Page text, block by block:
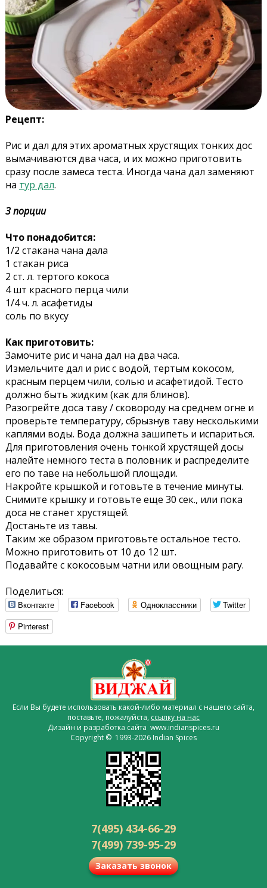
Рецепт:
Рис и дал для этих ароматных хрустящих тонких дос
вымачиваются два часа, и их можно приготовить
сразу после замеса теста. Иногда чана дал заменяют
на тур дал.
3 порции
Что понадобится:
1/2 стакана чана дала
1 стакан риса
2 ст. л. тертого кокоса
4 шт красного перца чили
1/4 ч. л. асафетиды
соль по вкусу
Как приготовить:
Замочите рис и чана дал на два часа.
Измельчите дал и рис с водой, тертым кокосом,
красным перцем чили, солью и асафетидой. Тесто
должно быть жидким (как для блинов).
Разогрейте доса таву / сковороду на среднем огне и
проверьте температуру, сбрызнув таву несколькими
каплями воды. Вода должна зашипеть и испариться.
Для приготовления очень тонкой хрустящей досы
налейте немного теста в половник и распределите
его по таве на небольшой площади.
Накройте крышкой и готовьте в течение минуты.
Снимите крышку и готовьте еще 30 сек., или пока
доса не станет хрустящей.
Достаньте из тавы.
Таким же образом приготовьте остальное тесто.
Можно приготовить от 10 до 12 шт.
Подавайте с кокосовым чатни или овощным рагу.
Поделиться:
Вконтакте Facebook Одноклассники
Twitter
Pinterest
Если Вы будете использовать какой-либо материал с нашего сайта,
поставьте, пожалуйста, ссылку на нас
Дизайн и разработка сайта www.indianspices.ru
Copyright © 1993-2026 Indian Spices
7(495) 434-66-29
7(499) 739-95-29
Заказать звонок